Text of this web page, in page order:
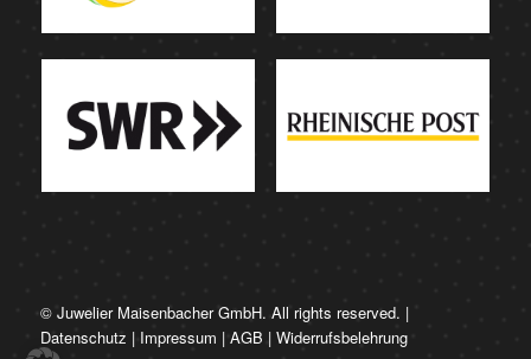
© Juwelier Maisenbacher GmbH. All rights reserved. |
Datenschutz | Impressum | AGB | Widerrufsbelehrung